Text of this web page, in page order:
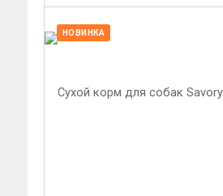
НОВИНКА